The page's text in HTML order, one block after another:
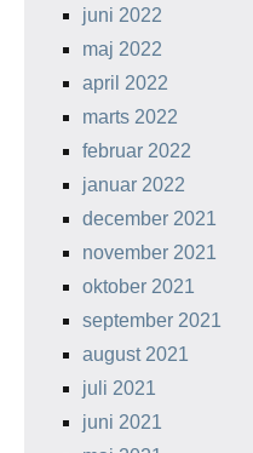
juni 2022
maj 2022
april 2022
marts 2022
februar 2022
januar 2022
december 2021
november 2021
oktober 2021
september 2021
august 2021
juli 2021
juni 2021